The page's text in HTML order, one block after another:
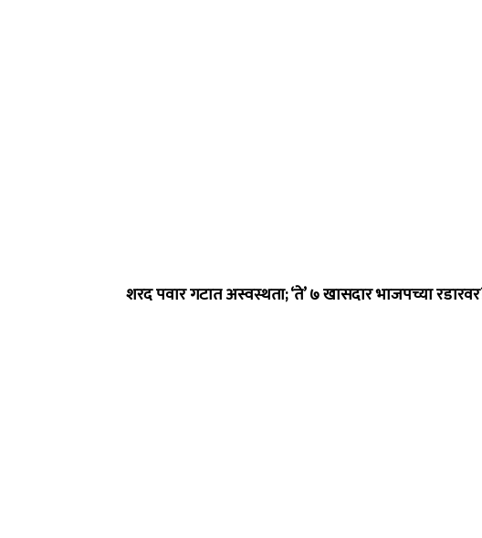
शरद पवार गटात अस्वस्थता; ‘ते’ ७ खासदार भाजपच्या